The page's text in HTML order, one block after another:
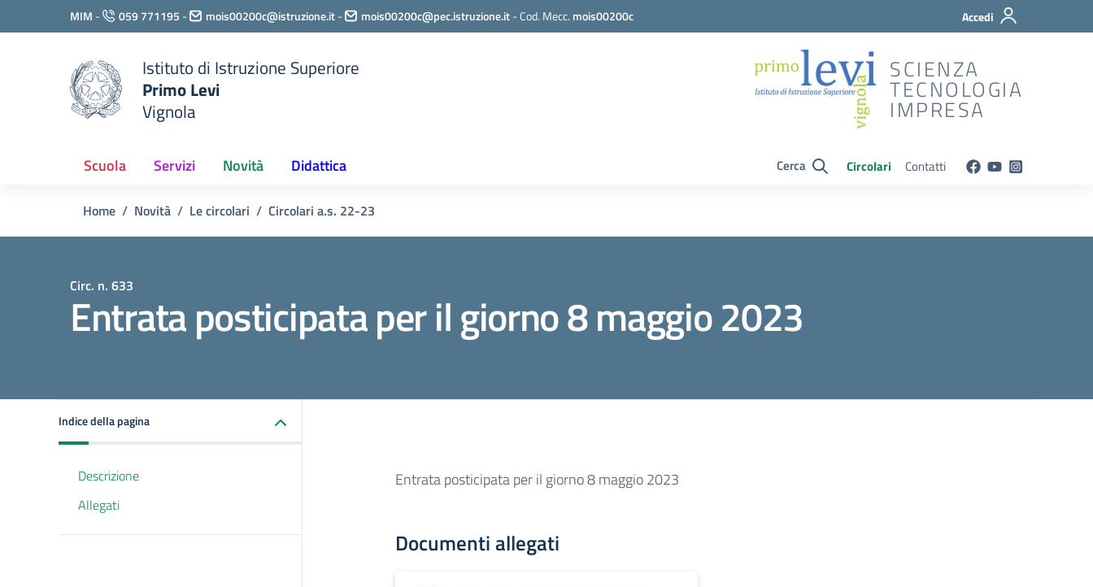
Vai ai contenuti
Vai al menu di navigazione
MIM - 059 771195 - mois00200c@istruzione.it- mois00200c@pec.istruzione.it-Cod. Mecc. mois00200c Accedi
Istituto di Istruzione Superiore
Primo Levi
Vignola
SCIENZA
TECNOLOGIA
IMPRESA
Scuola Servizi Novità Didattica Cerca Circolari Contatti
Home Novità Le circolari Circolari a.s. 22-23
Circ. n. 633
Entrata posticipata per il giorno 8 maggio 2023
Indice della pagina
Descrizione
Allegati
Entrata posticipata per il giorno 8 maggio 2023
Documenti allegati